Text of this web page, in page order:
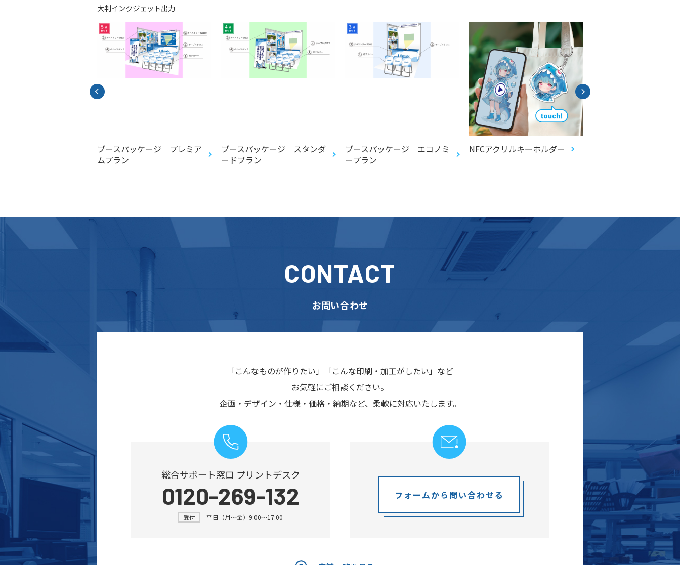
大判インクジェット出力
ブースパッケージ プレミア
ムプラン
ブースパッケージ スタンダ
ードプラン
ブースパッケージ エコノミ
ープラン
NFCアクリルキーホルダー
CONTACT
お問い合わせ
「こんなものが作りたい」
「こんな印刷・加工がしたい」など
お気軽にご相談ください。
企画・デザイン・仕様・価格・納期など、 柔軟に対応いたします。
総合サポート窓口 プリントデスク
0120-269-132
受付 平日（月～金）9:00～17:00
フォームから問い合わせる